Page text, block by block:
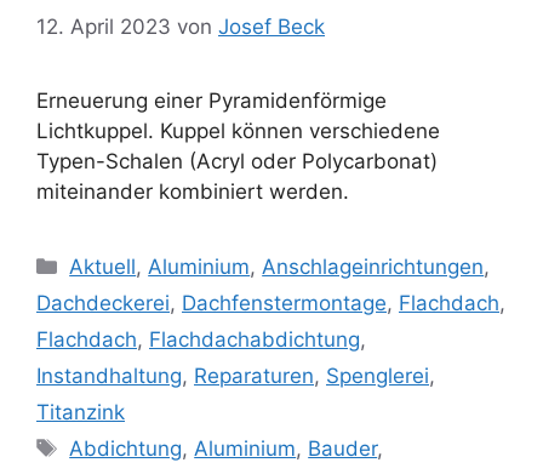
12. April 2023 von Josef Beck
Erneuerung einer Pyramidenförmige
Lichtkuppel. Kuppel können verschiedene
Typen-Schalen (Acryl oder Polycarbonat)
miteinander kombiniert werden.
Kategorien
Aktuell,Aluminium,Anschlageinrichtungen,
Dachdeckerei, Dachfenstermontage, Flachdach,
Flachdach, Flachdachabdichtung,
Instandhaltung, Reparaturen, Spenglerei,
Titanzink
Schlagwörter
Abdichtung,Aluminium, Bauder,